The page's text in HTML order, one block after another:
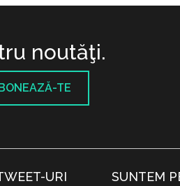
noutăţi.
TE
URI SUNTEM